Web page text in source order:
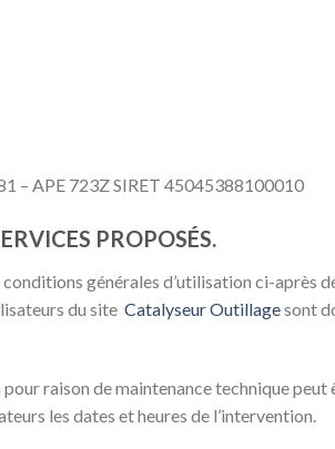
– APE 723Z SIRET 45045388100010
PROPOSÉS.
générales d’utilisation ci-après
du site Catalyseur Outillagesont
raison de maintenance technique
les dates et heures de l’intervention.